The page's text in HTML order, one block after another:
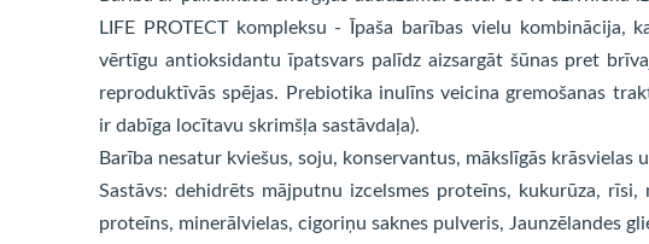
LIFE PROTECT kompleksu - Īpaša barības vielu
vērtīgu antioksidantu īpatsvars palīdz aizsargāt šūnas pret
reproduktīvās spējas. Prebiotika inulīns veicina gremošanas
ir dabīga locītavu skrimšļa sastāvdaļa).
Barība nesatur kviešus, soju, konservantus, mākslīgās krāsvielas
Sastāvs: dehidrēts mājputnu izcelsmes proteīns, kukurūza,
proteīns, minerālvielas, cigoriņu saknes pulveris, Jaunzēlandes